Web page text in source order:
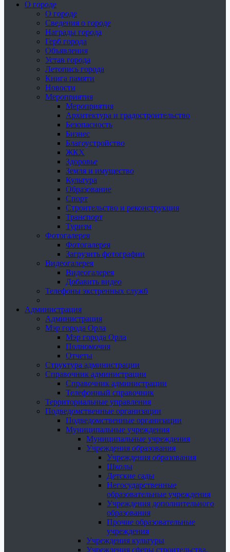
О городе
О городе
Сведения о городе
Награды города
Герб города
Объявления
Устав города
Летопись города
Книга памяти
Новости
Мероприятия
Мероприятия
Архитектура и градостроительство
Безопасность
Бизнес
Благоустройство
ЖКХ
Здоровье
Земля и имущество
Культура
Образование
Спорт
Строительство и реконструкция
Транспорт
Туризм
Фотогалерея
Фотогалерея
Загрузить фотографии
Видеогалерея
Видеогалерея
Добавить видео
Телефоны экстренных служб
Администрация
Администрация
Мэр города Орла
Мэр города Орла
Полномочия
Отчеты
Структура администрации
Справочник администрации
Справочник администрации
Телефонный справочник
Территориальные управления
Подведомственные организации
Подведомственные организации
Муниципальные учреждения
Муниципальные учреждения
Учреждения образования
Учреждения образования
Школы
Детские сады
Негосударственные
образовательные учреждения
Учреждения дополнительного
образования
Прочие образовательные
учреждения
Учреждения культуры
Учреждения сферы строительства,